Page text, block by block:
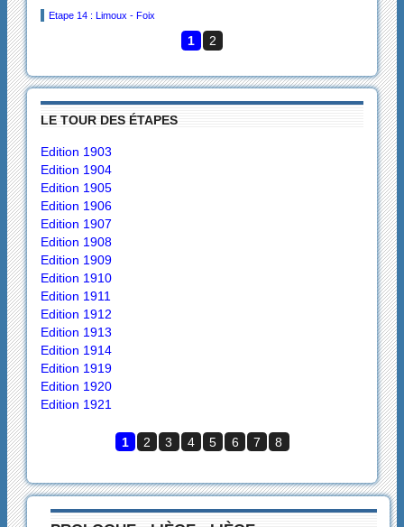
Etape 14 : Limoux - Foix
1 2
LE TOUR DES ÉTAPES
Edition 1903
Edition 1904
Edition 1905
Edition 1906
Edition 1907
Edition 1908
Edition 1909
Edition 1910
Edition 1911
Edition 1912
Edition 1913
Edition 1914
Edition 1919
Edition 1920
Edition 1921
1 2 3 4 5 6 7 8